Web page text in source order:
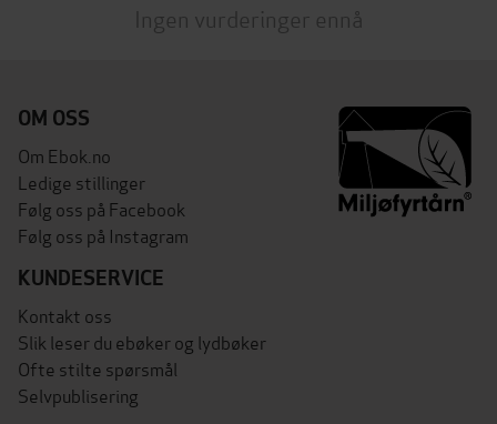
Ingen vurderinger ennå
OM OSS
Om Ebok.no
Ledige stillinger
Følg oss på Facebook
Følg oss på Instagram
KUNDESERVICE
Kontakt oss
Slik leser du ebøker og lydbøker
Ofte stilte spørsmål
Selvpublisering